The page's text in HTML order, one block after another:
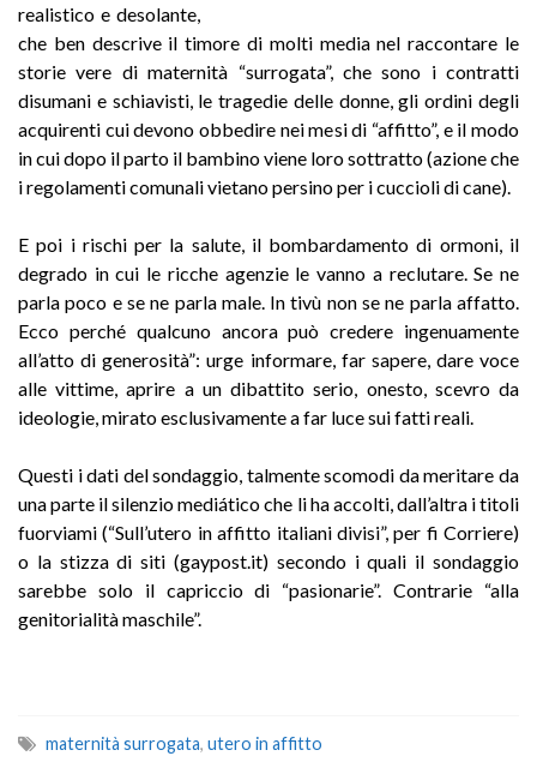
realistico e desolante,
che ben descrive il timore di molti media nel raccontare le
storie vere di maternità “surrogata”, che sono i contratti
disumani e schiavisti, le tragedie delle donne, gli ordini degli
acquirenti cui devono obbedire nei mesi di “affitto”, e il modo
in cui dopo il parto il bambino viene loro sottratto (azione che
i regolamenti comunali vietano persino per i cuccioli di cane).
E poi i rischi per la salute, il bombardamento di ormoni, il
degrado in cui le ricche agenzie le vanno a reclutare. Se ne
parla poco e se ne parla male. In tivù non se ne parla affatto.
Ecco perché qualcuno ancora può credere ingenuamente
all’atto di generosità”: urge informare, far sapere, dare voce
alle vittime, aprire a un dibattito serio, onesto, scevro da
ideologie, mirato esclusivamente a far luce sui fatti reali.
Questi i dati del sondaggio, talmente scomodi da meritare da
una parte il silenzio mediático che li ha accolti, dall’altra i titoli
fuorviami (“Sull’utero in affitto italiani divisi”, per fi Corriere)
o la stizza di siti (gaypost.it) secondo i quali il sondaggio
sarebbe solo il capriccio di “pasionarie”. Contrarie “alla
genitorialità maschile”.
maternità surrogata, utero in affitto